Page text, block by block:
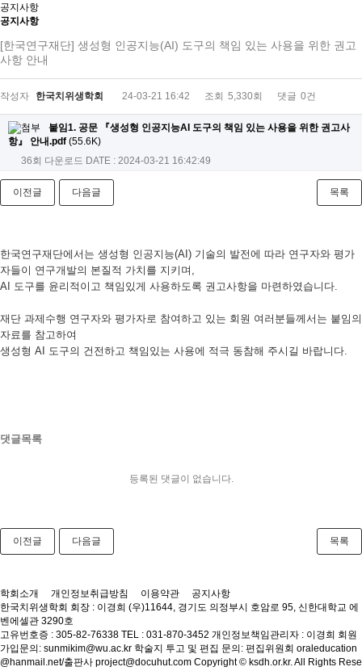
공지사항
공지사항
[한국연구재단] 생성형 인공지능(AI) 도구의 책임 있는 사용을 위한 권고
사항 안내
작성자 한국치위생학회 24-03-21 16:42 조회 5,330회 댓글 0건
붙임1. 공문 『생성형 인공지능AI 도구의 책임 있는 사용을 위한 권고사
항』 안내.pdf (55.6K)
36회 다운로드 DATE : 2024-03-21 16:42:49
이전글 다음글 목록
한국연구재단에서는 생성형 인공지능(AI) 기술의 발전에 따라 연구자와 평가
자들이 연구개발의 본질적 가치를 지키며,
AI 도구를 윤리적이고 책임있게 사용하도록 권고사항을 마련하였습니다.
재단 과제수행 연구자와 평가자로 참여하고 있는 회원 여러분들께서는 붙임의
자료를 참고하여
생성형 AI 도구의 건전하고 책임있는 사용에 적극 동참해 주시길 바랍니다.
댓글목록
등록된 댓글이 없습니다.
이전글 다음글 목록
학회소개 개인정보취급방침 이용약관
공지사항
한국치위생학회 회장 : 이경희 (우)11644, 경기도 의정부시 호암로 95, 신한대학교 에
벤에셀관 3290호
고유번호증 : 305-82-76338 TEL : 031-870-3452 개인정보책임관리자 : 이경희 회원
가입문의: sunmikim@wu.ac.kr 학술지 투고 및 편집 문의: 편집위원회 oraleducation
@hanmail.net/출판사 project@docuhut.com Copyright © ksdh.or.kr. All Rights Rese